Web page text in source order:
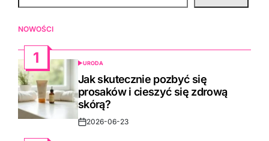
NOWOŚCI
1
POSTED
IN
URODA
Jak skutecznie pozbyć się
prosaków i cieszyć się zdrową
skórą?
Post2026-06-23